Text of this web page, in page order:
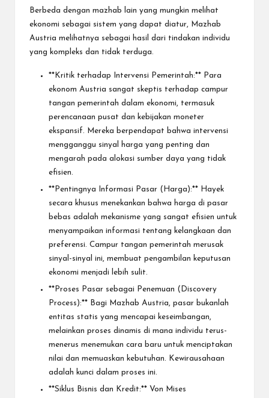
Berbeda dengan mazhab lain yang mungkin melihat
ekonomi sebagai sistem yang dapat diatur, Mazhab
Austria melihatnya sebagai hasil dari tindakan individu
yang kompleks dan tidak terduga.
**Kritik terhadap Intervensi Pemerintah:** Para
ekonom Austria sangat skeptis terhadap campur
tangan pemerintah dalam ekonomi, termasuk
perencanaan pusat dan kebijakan moneter
ekspansif. Mereka berpendapat bahwa intervensi
mengganggu sinyal harga yang penting dan
mengarah pada alokasi sumber daya yang tidak
efisien.
**Pentingnya Informasi Pasar (Harga):** Hayek
secara khusus menekankan bahwa harga di pasar
bebas adalah mekanisme yang sangat efisien untuk
menyampaikan informasi tentang kelangkaan dan
preferensi. Campur tangan pemerintah merusak
sinyal-sinyal ini, membuat pengambilan keputusan
ekonomi menjadi lebih sulit.
**Proses Pasar sebagai Penemuan (Discovery
Process):** Bagi Mazhab Austria, pasar bukanlah
entitas statis yang mencapai keseimbangan,
melainkan proses dinamis di mana individu terus-
menerus menemukan cara baru untuk menciptakan
nilai dan memuaskan kebutuhan. Kewirausahaan
adalah kunci dalam proses ini.
**Siklus Bisnis dan Kredit:** Von Mises